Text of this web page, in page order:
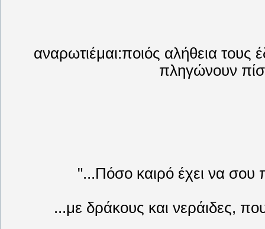
αναρωτιέμαι:ποιός αλήθεια τους
πληγώνουν
"...Πόσο καιρό έχει να
...με δράκους και νεράιδες,